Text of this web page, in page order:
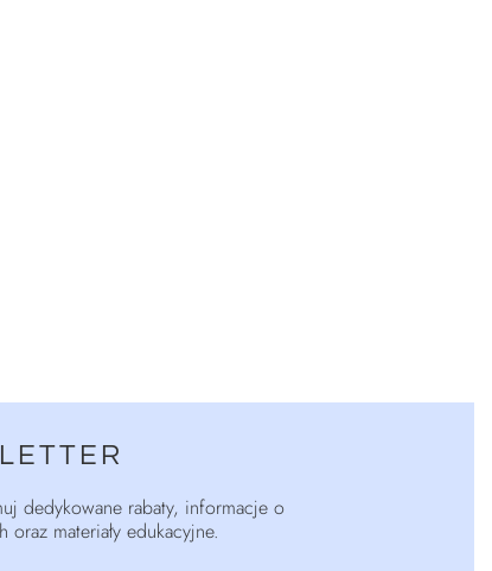
dedykowane rabaty, informacje o
materiały edukacyjne.